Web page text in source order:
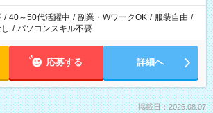
/ 40～50代活躍中 / 副業・WワークOK / 服装自由 /
/ パソコンスキル不要
応募する 詳細へ
掲載日：2026.08.07